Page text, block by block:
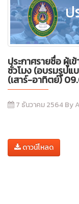
ป
ประกาศรายชื่อ ผู้
ชั่วโมง (อบรมรูปแ
(เสาร์-อาทิตย์)
7 ธันวาคม 2564 By
ดาวน์โหลด